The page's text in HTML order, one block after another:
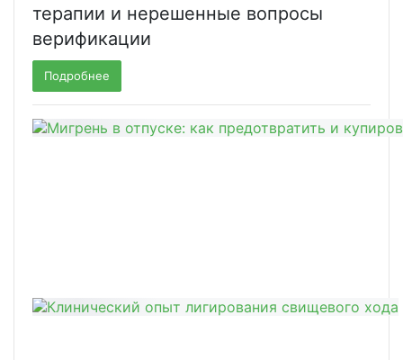
терапии и нерешенные вопросы
верификации
Подробнее